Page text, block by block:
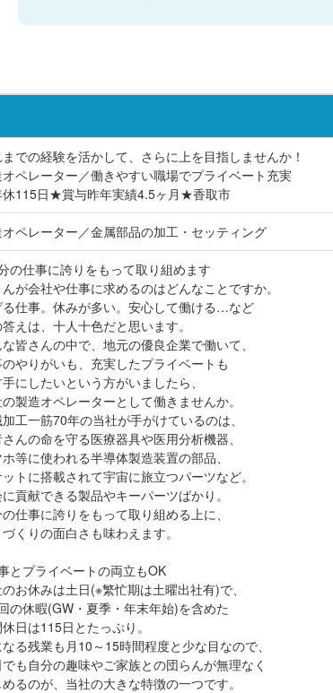
までの経験を活かして、さらに上を目指しませんか！
ペレーター／働きやすい職場でプライベート充実
115日★賞与昨年実績4.5ヶ月★香取市
ペレーター／金属部品の加工・セッティング
の仕事に誇りをもって取り組めます
が会社や仕事に求めるのはどんなことですか。
仕事。休みが多い。安心して働ける…など
えは、十人十色だと思います。
皆さんの中で、地元の優良企業で働いて、
やりがいも、充実したプライベートも
にしたいという方がいましたら、
製造オペレーターとして働きませんか。
工一筋70年の当社が手がけているのは、
んの命を守る医療器具や医用分析機器、
ホ等に使われる半導体製造装置の部品、
ットに搭載されて宇宙に旅立つパーツなど。
貢献できる製品やキーパーツばかり。
の仕事に誇りをもって取り組める上に、
くりの面白さも味わえます。
とプライベートの両立もOK
お休みは土日(※繁忙期は土曜出社有)で、
の休暇(GW・夏季・年末年始)を含めた
日は115日とたっぷり。
る残業も月10～15時間程度と少な目なので、
も自分の趣味やご家族との団らんが無理なく
るのが、当社の大きな特徴の一つです。